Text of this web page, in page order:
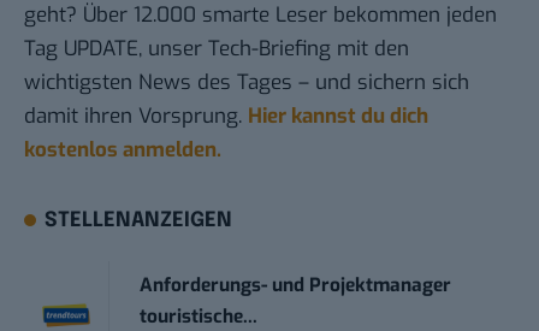
geht? Über 12.000 smarte Leser bekommen jeden
Tag UPDATE, unser Tech-Briefing mit den
wichtigsten News des Tages – und sichern sich
damit ihren Vorsprung. Hier kannst du dich
kostenlos anmelden.
STELLENANZEIGEN
Anforderungs- und Projektmanager
touristische...